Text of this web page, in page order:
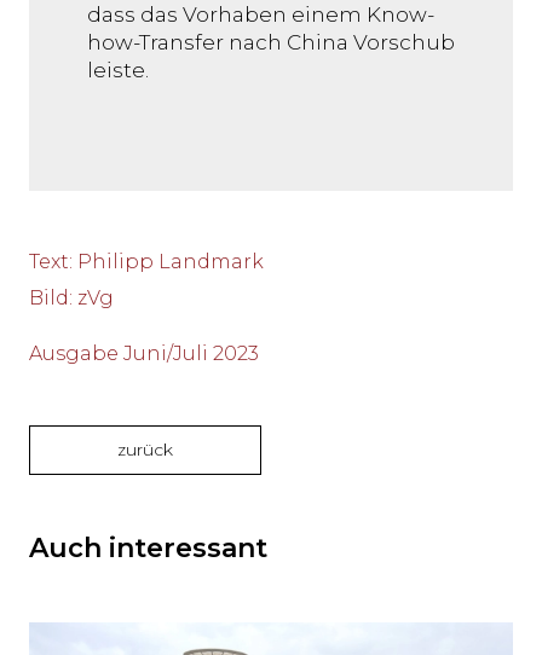
dass das Vorhaben einem Know-
how-Transfer nach China Vorschub
leiste.
Text: Philipp Landmark
Bild: zVg
Ausgabe Juni/Juli 2023
zurück
Auch interessant